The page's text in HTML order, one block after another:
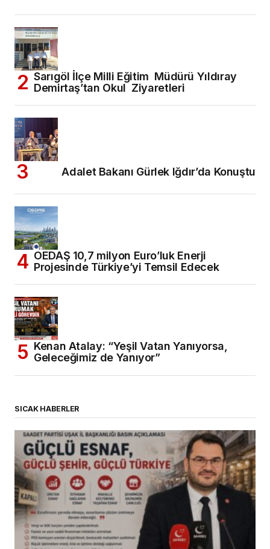
Sarıgöl İlçe Milli Eğitim Müdürü Yıldıray
Demirtaş’tan Okul Ziyaretleri
Adalet Bakanı Gürlek Iğdır’da Konuştu
OEDAŞ 10,7 milyon Euro’luk Enerji
Projesinde Türkiye’yi Temsil Edecek
Kenan Atalay: “Yeşil Vatan Yanıyorsa,
Geleceğimiz de Yanıyor”
SICAK HABERLER